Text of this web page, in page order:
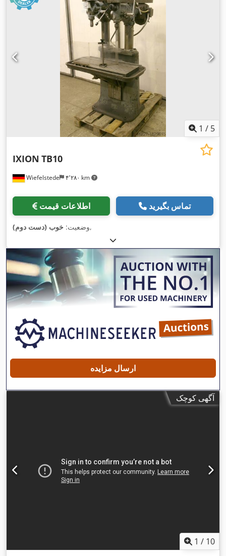
1 / 5
Wiefelstede ۴٬۲۸۰ km
IXION TB10
اطلاعات قیمت تماس بگیرید
وضعیت: خوب (دست دوم) ,
ارسال مزایده
آگهی کوچک
1 / 10